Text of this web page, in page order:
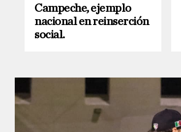
Campeche, ejemplo
nacional en reinserción
social.